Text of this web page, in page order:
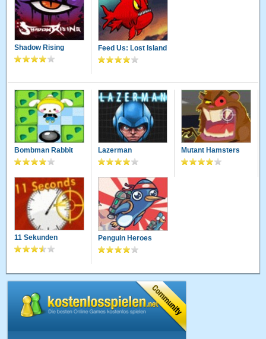
Shadow Rising Feed Us: Lost Island
Bombman Rabbit Lazerman Mutant Hamsters
11 Sekunden Penguin Heroes